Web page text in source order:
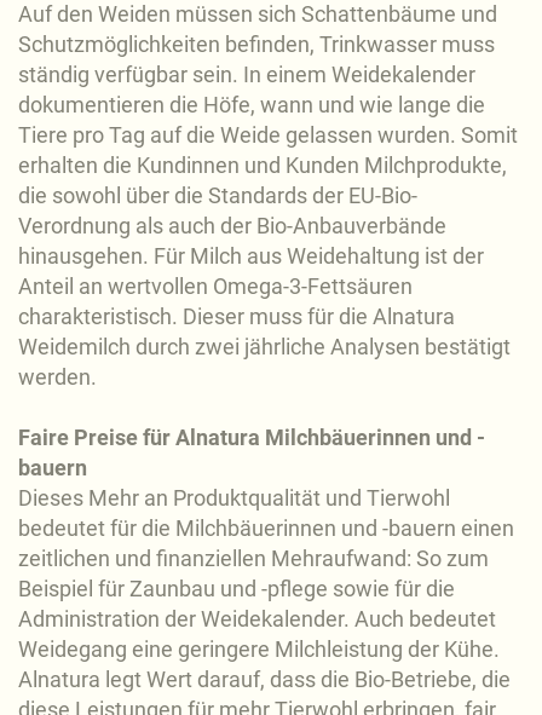
Auf den Weiden müssen sich Schattenbäume und
Schutzmöglichkeiten befinden, Trinkwasser muss
ständig verfügbar sein. In einem Weidekalender
dokumentieren die Höfe, wann und wie lange die
Tiere pro Tag auf die Weide gelassen wurden. Somit
erhalten die Kundinnen und Kunden Milchprodukte,
die sowohl über die Standards der EU-Bio-
Verordnung als auch der Bio-Anbauverbände
hinausgehen. Für Milch aus Weidehaltung ist der
Anteil an wertvollen Omega-3-Fettsäuren
charakteristisch. Dieser muss für die Alnatura
Weidemilch durch zwei jährliche Analysen bestätigt
werden.
Faire Preise für Alnatura Milchbäuerinnen und -
bauern
Dieses Mehr an Produktqualität und Tierwohl
bedeutet für die Milchbäuerinnen und -bauern einen
zeitlichen und finanziellen Mehraufwand: So zum
Beispiel für Zaunbau und -pflege sowie für die
Administration der Weidekalender. Auch bedeutet
Weidegang eine geringere Milchleistung der Kühe.
Alnatura legt Wert darauf, dass die Bio-Betriebe, die
diese Leistungen für mehr Tierwohl erbringen, fair